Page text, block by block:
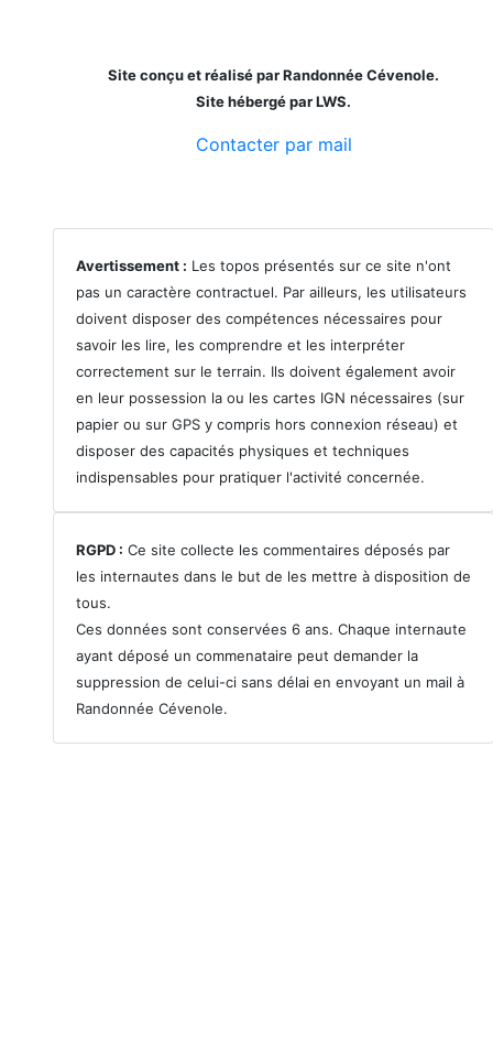
Site conçu et réalisé par Randonnée Cévenole.
Site hébergé par LWS.
Contacter par mail
Avertissement : Les topos présentés sur ce site n'ont
pas un caractère contractuel. Par ailleurs, les utilisateurs
doivent disposer des compétences nécessaires pour
savoir les lire, les comprendre et les interpréter
correctement sur le terrain. Ils doivent également avoir
en leur possession la ou les cartes IGN nécessaires (sur
papier ou sur GPS y compris hors connexion réseau) et
disposer des capacités physiques et techniques
indispensables pour pratiquer l'activité concernée.
RGPD : Ce site collecte les commentaires déposés par
les internautes dans le but de les mettre à disposition de
tous.
Ces données sont conservées 6 ans. Chaque internaute
ayant déposé un commenataire peut demander la
suppression de celui-ci sans délai en envoyant un mail à
Randonnée Cévenole.